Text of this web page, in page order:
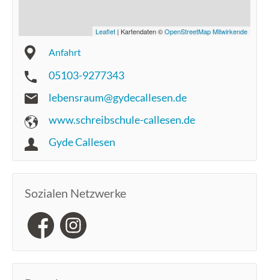
Leaflet | Kartendaten ©OpenStreetMap Mitwirkende
Anfahrt
05103-9277343
lebensraum@gydecallesen.de
www.schreibschule-callesen.de
Gyde Callesen
Sozialen Netzwerke